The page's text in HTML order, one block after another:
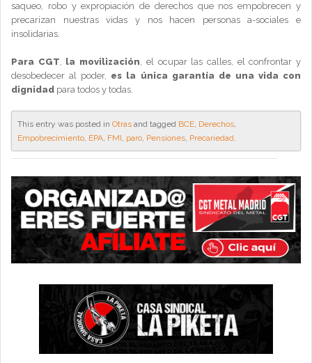
saqueo, robo y expropiación de derechos que nos empobrecen y
precarizan nuestras vidas y nos hacen personas a-sociales e
insolidarias.
Para CGT, la movilización, el ocupar las calles, el confrontar y
desobedecer al poder, es la única garantía de una vida con
dignidad para todos y todas.
This entry was posted in Otras and tagged BCE, Derechos,
Empobrecimiento, EPA, FMI, paro, Pensiones, Precariedad.